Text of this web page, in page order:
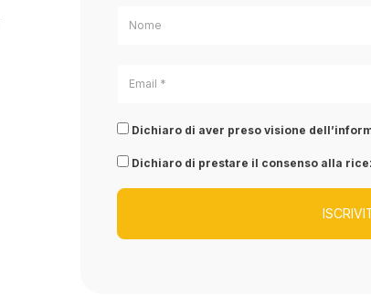
Dichiaro di aver preso visione
Dichiaro di prestare il consenso alla